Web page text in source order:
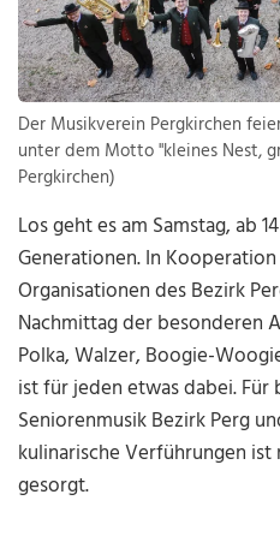
Der Musikverein Pergkirchen
unter dem Motto "kleines Nest,
Pergkirchen)
Los geht es am Samstag, ab
Generationen. In
Organisationen des Bezirk
Nachmittag der besonderen
Polka, Walzer, Boogie-
ist für jeden etwas dabei. Für
Seniorenmusik Bezirk Perg
kulinarische Verführungen
gesorgt.